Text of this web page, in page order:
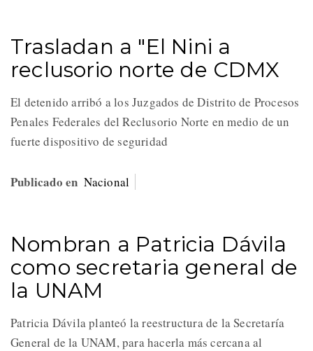
Trasladan a "El Nini a
reclusorio norte de CDMX
El detenido arribó a los Juzgados de Distrito de Procesos
Penales Federales del Reclusorio Norte en medio de un
fuerte dispositivo de seguridad
Publicado en Nacional
Nombran a Patricia Dávila
como secretaria general de
la UNAM
Patricia Dávila planteó la reestructura de la Secretaría
General de la UNAM, para hacerla más cercana al